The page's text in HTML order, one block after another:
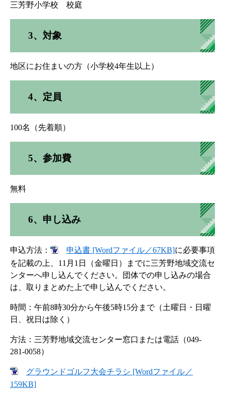
三芳野小学校 校庭
3、対象
地区にお住まいの方（小学校4年生以上）
4、定員
100名（先着順）
5、参加費
無料
6、申し込み
申込方法： 申込書 [Wordファイル／67KB]に必要事項
を記載の上、11月1日（金曜日）までに三芳野地域交流セ
ンターへ申し込んでください。団体での申し込みの場合
は、取りまとめた上で申し込んでください。
時間：午前8時30分から午後5時15分まで（土曜日・日曜
日、祝日は除く）
方法：三芳野地域交流センター窓口または電話（049-
281-0058）
グラウンドゴルフ大会チラシ [Wordファイル／
159KB]